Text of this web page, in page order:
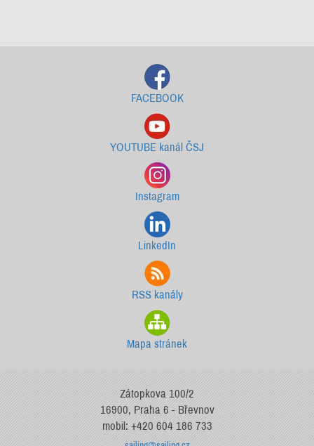
FACEBOOK
YOUTUBE kanál ČSJ
Instagram
LinkedIn
RSS kanály
Mapa stránek
Zátopkova 100/2
16900, Praha 6 - Břevnov
mobil: +420 604 186 733